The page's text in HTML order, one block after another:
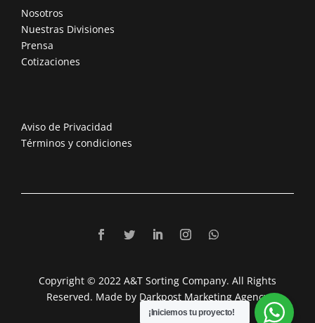
Nosotros
Nuestras Divisiones
Prensa
Cotizaciones
Aviso de Privacidad
Términos y condiciones
Copyright © 2022 A&T Sorting Company. All Rights
Reserved. Made by Darkpost Marketing Agency
¡Iniciemos tu proyecto!